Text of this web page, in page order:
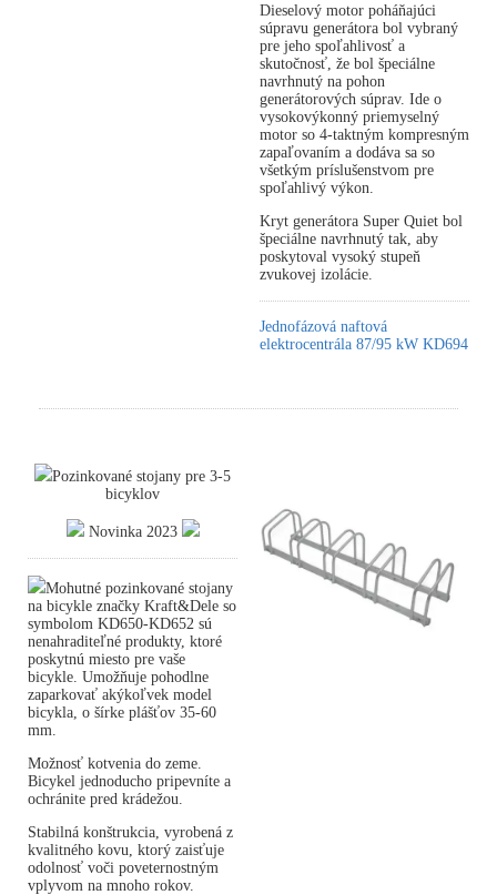
Dieselový motor poháňajúci
súpravu generátora bol vybraný
pre jeho spoľahlivosť a
skutočnosť, že bol špeciálne
navrhnutý na pohon
generátorových súprav. Ide o
vysokovýkonný priemyselný
motor so 4-taktným kompresným
zapaľovaním a dodáva sa so
všetkým príslušenstvom pre
spoľahlivý výkon.
Kryt generátora Super Quiet bol
špeciálne navrhnutý tak, aby
poskytoval vysoký stupeň
zvukovej izolácie.
Jednofázová naftová
elektrocentrála 87/95 kW KD694
Pozinkované stojany pre 3-5
bicyklov
Novinka 2023
Mohutné pozinkované stojany
na bicykle značky Kraft&Dele so
symbolom KD650-KD652 sú
nenahraditeľné produkty, ktoré
poskytnú miesto pre vaše
bicykle. Umožňuje pohodlne
zaparkovať akýkoľvek model
bicykla, o šírke plášťov 35-60
mm.
Možnosť kotvenia do zeme.
Bicykel jednoducho pripevníte a
ochránite pred krádežou.
Stabilná konštrukcia, vyrobená z
kvalitného kovu, ktorý zaisťuje
odolnosť voči poveternostným
vplyvom na mnoho rokov.